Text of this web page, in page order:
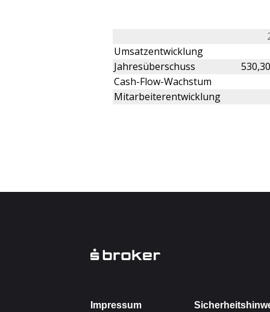
Umsatzentwicklung
Jahresüberschuss
Cash-Flow-Wachstum
Mitarbeiterentwicklung